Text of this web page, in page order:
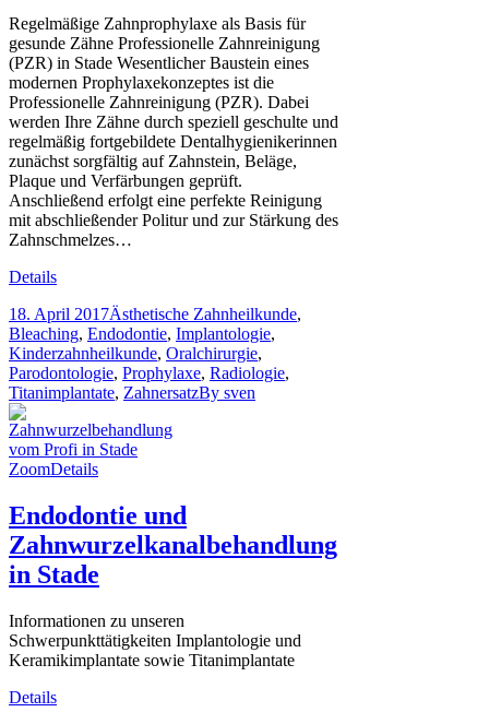
Regelmäßige Zahnprophylaxe als Basis für
gesunde Zähne Professionelle Zahnreinigung
(PZR) in Stade Wesentlicher Baustein eines
modernen Prophylaxekonzeptes ist die
Professionelle Zahnreinigung (PZR). Dabei
werden Ihre Zähne durch speziell geschulte und
regelmäßig fortgebildete Dentalhygienikerinnen
zunächst sorgfältig auf Zahnstein, Beläge,
Plaque und Verfärbungen geprüft.
Anschließend erfolgt eine perfekte Reinigung
mit abschließender Politur und zur Stärkung des
Zahnschmelzes…
Details
18. April 2017Ästhetische Zahnheilkunde,
Bleaching, Endodontie, Implantologie,
Kinderzahnheilkunde, Oralchirurgie,
Parodontologie, Prophylaxe, Radiologie,
Titanimplantate, ZahnersatzBy sven
ZoomDetails
Endodontie und
Zahnwurzelkanalbehandlung
in Stade
Informationen zu unseren
Schwerpunkttätigkeiten Implantologie und
Keramikimplantate sowie Titanimplantate
Details